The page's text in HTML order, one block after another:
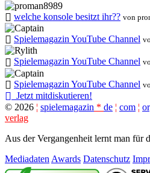
welche konsole besitzt ihr?? von
Spielemagazin YouTube Channel
Spielemagazin YouTube Channel
Spielemagazin YouTube Channel
Jetzt mitdiskutieren!
© 2026 ¦ spielemagazin * de ¦ com ¦
verlag
Aus der Vergangenheit lernt man
MediadatenAwards Datenschutz